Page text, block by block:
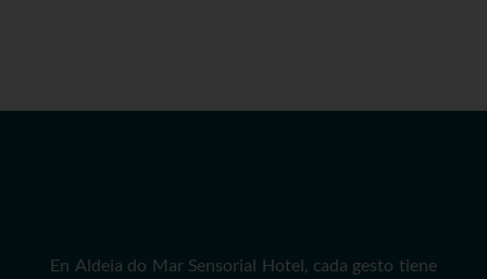
En Aldeia do Mar Sensorial Hotel, cada gesto tiene